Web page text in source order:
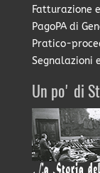
Fatturazione
PagoPA di
Pratico-
Segnalazioni
Un po' di